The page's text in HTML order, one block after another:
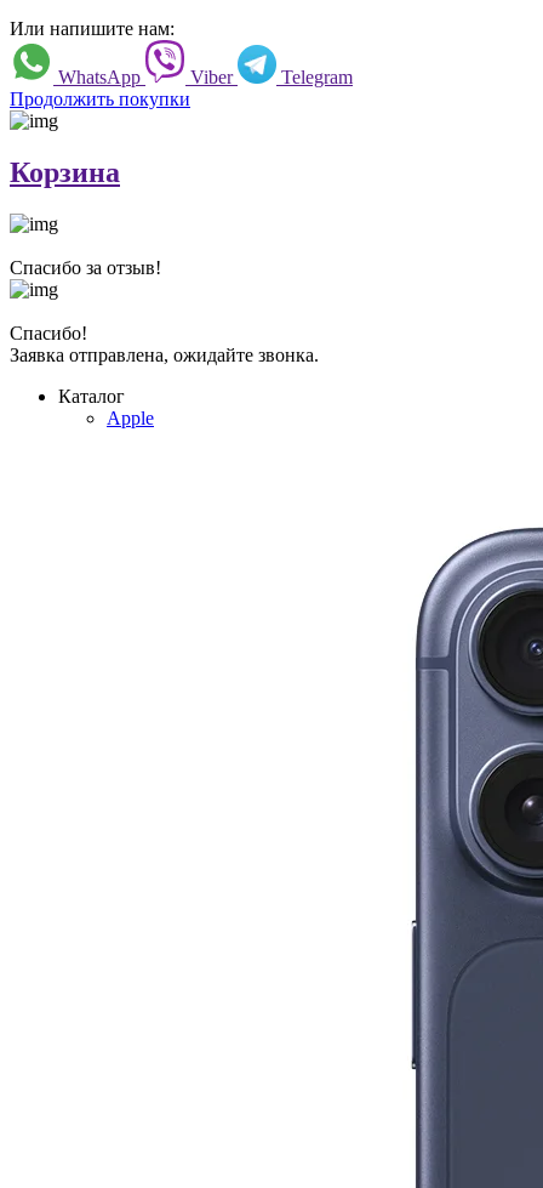
Или напишите нам:
WhatsApp Viber
Telegram
Продолжить покупки
Корзина
Спасибо за отзыв!
Спасибо!
Заявка отправлена, ожидайте звонка.
Каталог
Apple